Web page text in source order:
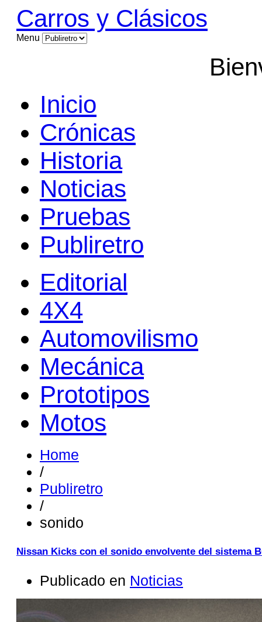
Carros y Clásicos
Menu
Inicio
Crónicas
Historia
Noticias
Pruebas
Publiretro
Editorial
4X4
Automovilismo
Mecánica
Prototipos
Motos
Home
/
Publiretro
/
sonido
Nissan Kicks con el sonido envolvente del sistema
Publicado en Noticias